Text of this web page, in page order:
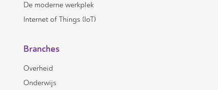
De moderne werkplek
Internet of Things (IoT)
Branches
Overheid
Onderwijs